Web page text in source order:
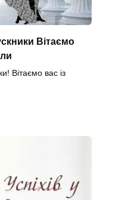
Вітаємо
Вітаємо вас із